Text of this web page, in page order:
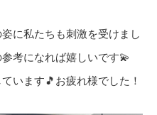
に私たちも刺激を受けまし
考になれば嬉しいです💫
います🎵お疲れ様でした！